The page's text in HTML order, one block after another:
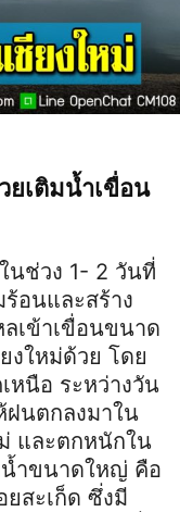
เติมน้ำเขื่อน
นช่วง 1- 2 วันที่
อนและสร้าง
เข้าเขื่อนขนาด
งใหม่ด้วย โดย
หนือ ระหว่างวัน
ฝนตกลงมาใน
และตกหนักใน
น้ำขนาดใหญ่ คือ
สะเก็ด ซึ่งมี